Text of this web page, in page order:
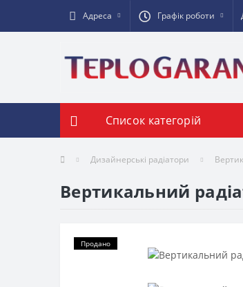
Адреса Графік роботи
Список категорій
Дизайнерські радіатори
Вертикальний
Продано